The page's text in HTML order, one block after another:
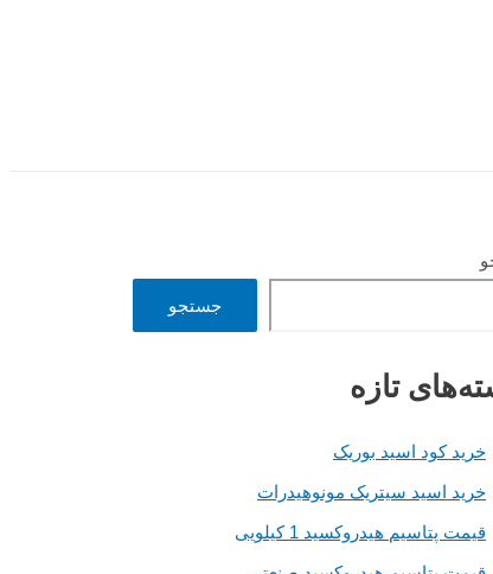
جستجو
تازه
خرید کود اسید بوریک
خرید اسید سیتریک مونوهیدرات
قیمت پتاسیم هیدروکسید 1 کیلویی